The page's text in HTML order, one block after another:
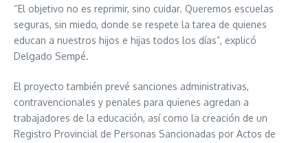
“El objetivo no es reprimir, sino cuidar. Queremos escuelas
seguras, sin miedo, donde se respete la tarea de quienes
educan a nuestros hijos e hijas todos los días”, explicó
Delgado Sempé.
El proyecto también prevé sanciones administrativas,
contravencionales y penales para quienes agredan a
trabajadores de la educación, así como la creación de un
Registro Provincial de Personas Sancionadas por Actos de